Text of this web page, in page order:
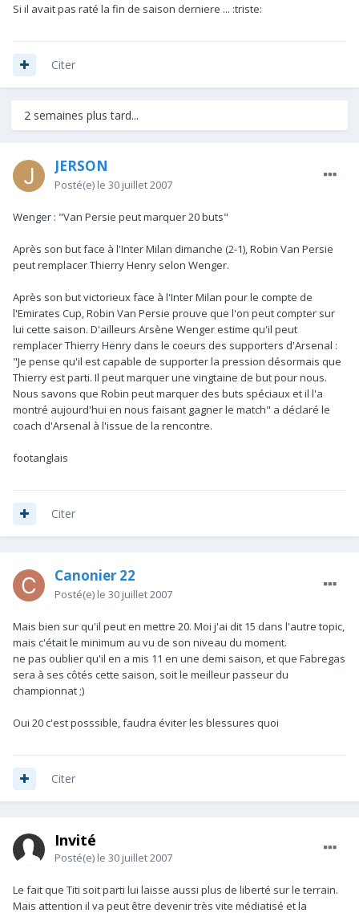
Si il avait pas raté la fin de saison derniere ... :triste:
Citer
2 semaines plus tard...
JERSON
Posté(e) le 30 juillet 2007
Wenger : "Van Persie peut marquer 20 buts"
Après son but face à l'Inter Milan dimanche (2-1), Robin Van Persie
peut remplacer Thierry Henry selon Wenger.
Après son but victorieux face à l'Inter Milan pour le compte de
l'Emirates Cup, Robin Van Persie prouve que l'on peut compter sur
lui cette saison. D'ailleurs Arsène Wenger estime qu'il peut
remplacer Thierry Henry dans le coeurs des supporters d'Arsenal :
"Je pense qu'il est capable de supporter la pression désormais que
Thierry est parti. Il peut marquer une vingtaine de but pour nous.
Nous savons que Robin peut marquer des buts spéciaux et il l'a
montré aujourd'hui en nous faisant gagner le match" a déclaré le
coach d'Arsenal à l'issue de la rencontre.
footanglais
Citer
Canonier 22
Posté(e) le 30 juillet 2007
Mais bien sur qu'il peut en mettre 20. Moi j'ai dit 15 dans l'autre topic,
mais c'était le minimum au vu de son niveau du moment.
ne pas oublier qu'il en a mis 11 en une demi saison, et que Fabregas
sera à ses côtés cette saison, soit le meilleur passeur du
championnat ;)
Oui 20 c'est posssible, faudra éviter les blessures quoi
Citer
Invité
Posté(e) le 30 juillet 2007
Le fait que Titi soit parti lui laisse aussi plus de liberté sur le terrain.
Mais attention il va peut être devenir très vite médiatisé et la